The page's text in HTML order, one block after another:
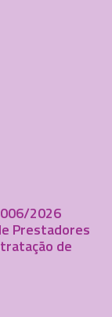
006/2026
Prestadores
de